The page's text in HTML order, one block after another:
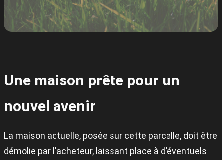
Une maison prête pour un
nouvel avenir
La maison actuelle, posée sur cette parcelle, doit être
démolie par l'acheteur, laissant place à d'éventuels